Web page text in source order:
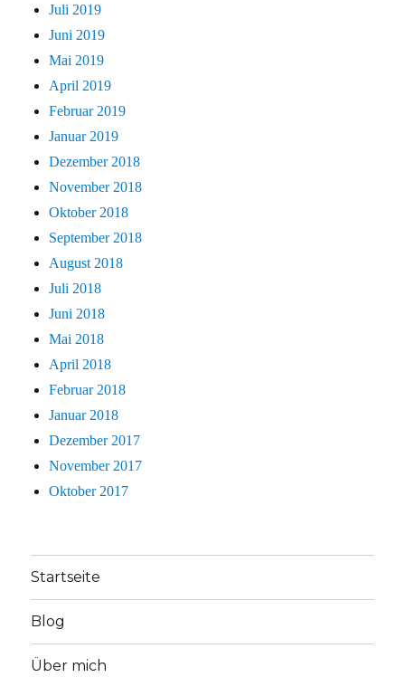
Juli 2019
Juni 2019
Mai 2019
April 2019
Februar 2019
Januar 2019
Dezember 2018
November 2018
Oktober 2018
September 2018
August 2018
Juli 2018
Juni 2018
Mai 2018
April 2018
Februar 2018
Januar 2018
Dezember 2017
November 2017
Oktober 2017
Startseite
Blog
Über mich